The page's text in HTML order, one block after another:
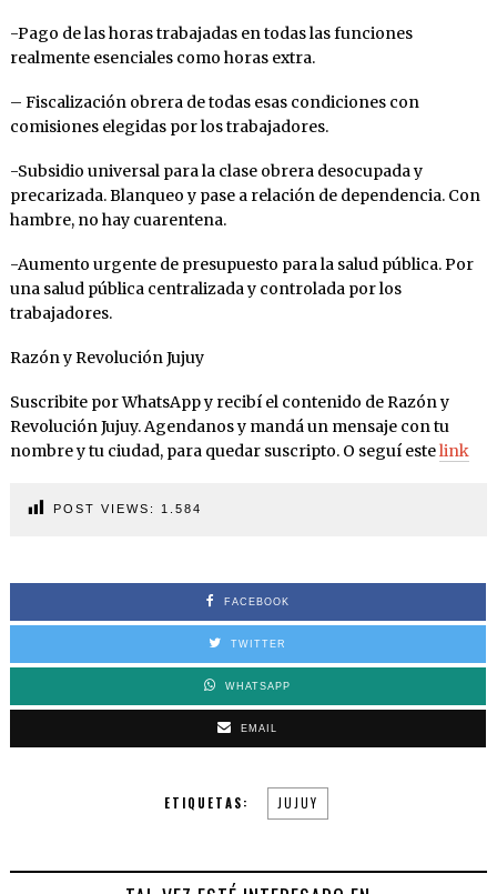
-Pago de las horas trabajadas en todas las funciones
realmente esenciales como horas extra.
– Fiscalización obrera de todas esas condiciones con
comisiones elegidas por los trabajadores.
-Subsidio universal para la clase obrera desocupada y
precarizada. Blanqueo y pase a relación de dependencia. Con
hambre, no hay cuarentena.
-Aumento urgente de presupuesto para la salud pública. Por
una salud pública centralizada y controlada por los
trabajadores.
Razón y Revolución Jujuy
Suscribite por WhatsApp y recibí el contenido de Razón y
Revolución Jujuy. Agendanos y mandá un mensaje con tu
nombre y tu ciudad, para quedar suscripto. O seguí estelink
POST VIEWS: 1.584
FACEBOOK
TWITTER
WHATSAPP
EMAIL
ETIQUETAS: JUJUY